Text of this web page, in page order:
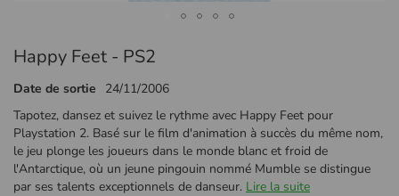
au
de
la
Galerie
d’images
Happy Feet - PS2
Date de sortie
24/11/2006
Tapotez, dansez et suivez le rythme avec Happy Feet pour
Playstation 2. Basé sur le film d'animation à succès du même nom,
le jeu plonge les joueurs dans le monde blanc et froid de
l'Antarctique, où un jeune pingouin nommé Mumble se distingue
par ses talents exceptionnels de danseur. Lire la suite